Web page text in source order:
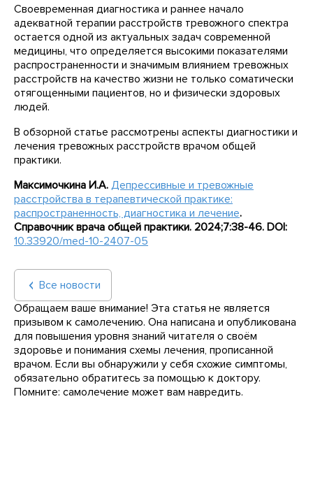
Своевременная диагностика и раннее начало
адекватной терапии расстройств тревожного спектра
остается одной из актуальных задач современной
медицины, что определяется высокими показателями
распространенности и значимым влиянием тревожных
расстройств на качество жизни не только соматически
отягощенными пациентов, но и физически здоровых
людей.
В обзорной статье рассмотрены аспекты диагностики и
лечения тревожных расстройств врачом общей
практики.
Максимочкина И.А. Депрессивные и тревожные
расстройства в терапевтической практике:
распространенность, диагностика и лечение.
Справочник врача общей практики. 2024;7:38-46. DOI:
10.33920/med-10-2407-05
Все новости
Обращаем ваше внимание! Эта статья не является
призывом к самолечению. Она написана и опубликована
для повышения уровня знаний читателя о своём
здоровье и понимания схемы лечения, прописанной
врачом. Если вы обнаружили у себя схожие симптомы,
обязательно обратитесь за помощью к доктору.
Помните: самолечение может вам навредить.